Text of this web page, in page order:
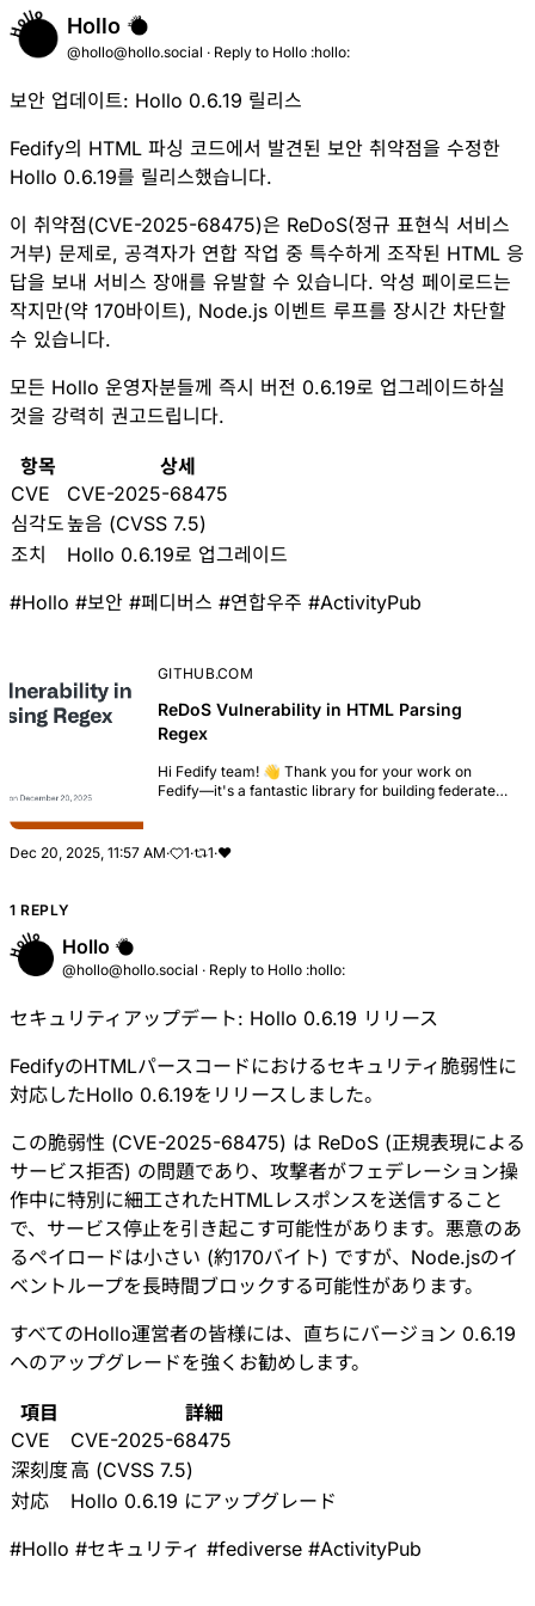
Hollo
@hollo@hollo.social · Reply to Hollo :hollo:
보안 업데이트: Hollo 0.6.19 릴리스
Fedify의 HTML 파싱 코드에서 발견된 보안 취약점을 수정한
Hollo 0.6.19를 릴리스했습니다.
이 취약점(CVE-2025-68475)은 ReDoS(정규 표현식 서비스
거부) 문제로, 공격자가 연합 작업 중 특수하게 조작된 HTML 응
답을 보내 서비스 장애를 유발할 수 있습니다. 악성 페이로드는
작지만(약 170바이트), Node.js 이벤트 루프를 장시간 차단할
수 있습니다.
모든 Hollo 운영자분들께 즉시 버전 0.6.19로 업그레이드하실
것을 강력히 권고드립니다.
항목
상세
CVE
CVE-2025-68475
심각도높음 (CVSS 7.5)
조치
Hollo 0.6.19로 업그레이드
#Hollo #보안 #페디버스 #연합우주 #ActivityPub
GITHUB.COM
ReDoS Vulnerability in HTML Parsing
Regex
Hi Fedify team! 👋 Thank you for your work on
Fedify—it's a fantastic library for building federated
Dec 20, 2025, 11:57 AM· 1· 1·❤️
1 REPLY
Hollo
@hollo@hollo.social · Reply to Hollo :hollo:
セキュリティアップデート: Hollo 0.6.19 リリース
FedifyのHTMLパースコードにおけるセキュリティ脆弱性に
対応したHollo 0.6.19をリリースしました。
この脆弱性 (CVE-2025-68475) は ReDoS (正規表現による
サービス拒否) の問題であり、攻撃者がフェデレーション操
作中に特別に細工されたHTMLレスポンスを送信すること
で、サービス停止を引き起こす可能性があります。悪意のあ
るペイロードは小さい (約170バイト) ですが、Node.jsのイ
ベントループを長時間ブロックする可能性があります。
すべてのHollo運営者の皆様には、直ちにバージョン 0.6.19
へのアップグレードを強くお勧めします。
項目
詳細
CVE
CVE-2025-68475
深刻度 高 (CVSS 7.5)
対応
Hollo 0.6.19 にアップグレード
#Hollo #セキュリティ #fediverse #ActivityPub